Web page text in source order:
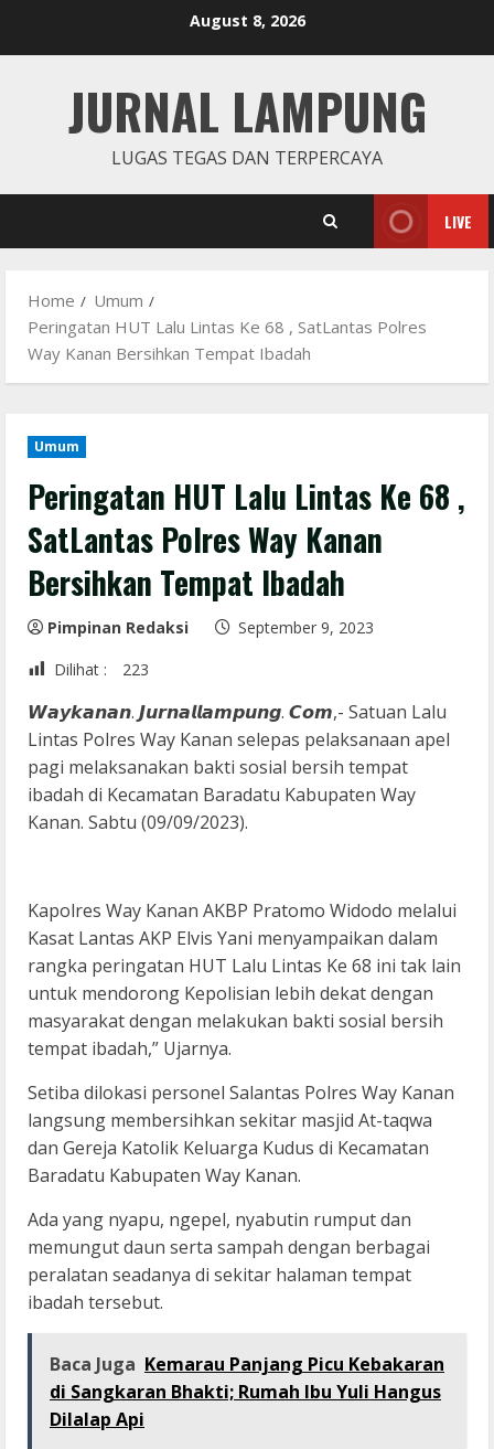
August 8, 2026
JURNAL LAMPUNG
LUGAS TEGAS DAN TERPERCAYA
LIVE
Home
Umum
Peringatan HUT Lalu Lintas Ke 68 , SatLantas Polres
Way Kanan Bersihkan Tempat Ibadah
Umum
Peringatan HUT Lalu Lintas Ke 68 ,
SatLantas Polres Way Kanan
Bersihkan Tempat Ibadah
Pimpinan Redaksi
September 9, 2023
Dilihat :
223
𝙒𝙖𝙮𝙠𝙖𝙣𝙖𝙣. 𝙅𝙪𝙧𝙣𝙖𝙡𝙡𝙖𝙢𝙥𝙪𝙣𝙜. 𝘾𝙤𝙢,- Satuan Lalu
Lintas Polres Way Kanan selepas pelaksanaan apel
pagi melaksanakan bakti sosial bersih tempat
ibadah di Kecamatan Baradatu Kabupaten Way
Kanan. Sabtu (09/09/2023).
Kapolres Way Kanan AKBP Pratomo Widodo melalui
Kasat Lantas AKP Elvis Yani menyampaikan dalam
rangka peringatan HUT Lalu Lintas Ke 68 ini tak lain
untuk mendorong Kepolisian lebih dekat dengan
masyarakat dengan melakukan bakti sosial bersih
tempat ibadah,” Ujarnya.
Setiba dilokasi personel Salantas Polres Way Kanan
langsung membersihkan sekitar masjid At-taqwa
dan Gereja Katolik Keluarga Kudus di Kecamatan
Baradatu Kabupaten Way Kanan.
Ada yang nyapu, ngepel, nyabutin rumput dan
memungut daun serta sampah dengan berbagai
peralatan seadanya di sekitar halaman tempat
ibadah tersebut.
Baca Juga Kemarau Panjang Picu Kebakaran
di Sangkaran Bhakti; Rumah Ibu Yuli Hangus
Dilalap Api